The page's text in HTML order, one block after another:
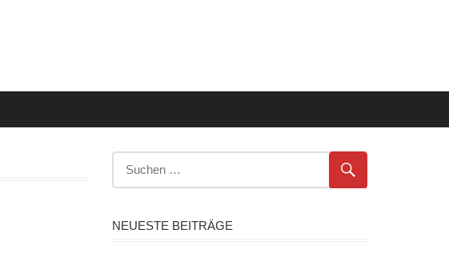
NEUESTE BEITRÄGE